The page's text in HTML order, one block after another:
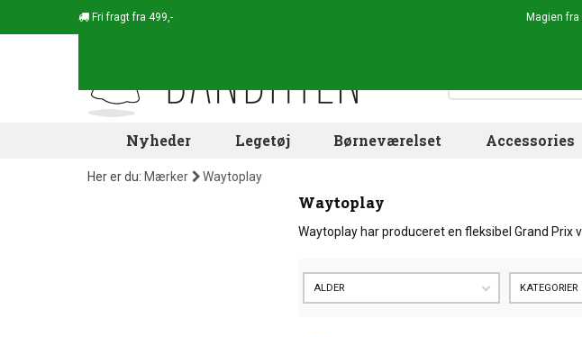
Fri fragt fra 499,- Magien
Nyheder Legetøj Børneværelset Accessories
Her er du: Mærker Waytoplay
Waytoplay
Waytoplay har produceret en fleksibel Grand Prix
ALDER KATEGORIER